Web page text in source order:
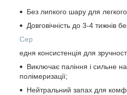
Без липкого шару для
Довговічність до 3-4 тижнів
Сер
едня консистенція для
Виключає паління і сильне
полімеризації;
Нейтральний запах для